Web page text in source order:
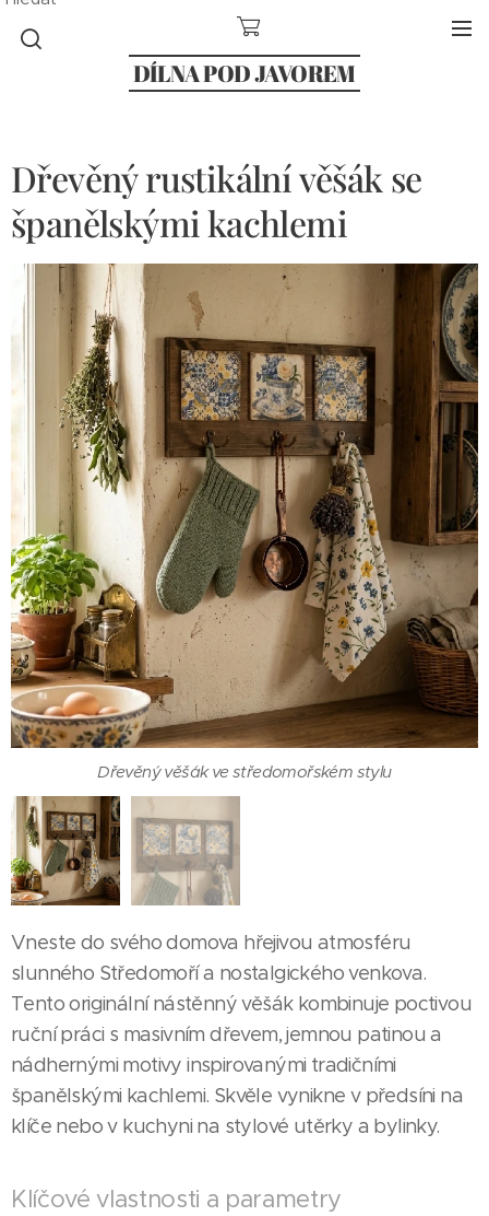
DÍLNA POD JAVOREM
Dřevěný rustikální věšák se
španělskými kachlemi
Dřevěný věšák ve středomořském stylu
Rustikální venkovský věšák
Vneste do svého domova hřejivou atmosféru
slunného Středomoří a nostalgického venkova.
Tento originální nástěnný věšák kombinuje poctivou
ruční práci s masivním dřevem, jemnou patinou a
nádhernými motivy inspirovanými tradičními
španělskými kachlemi. Skvěle vynikne v předsíni na
klíče nebo v kuchyni na stylové utěrky a bylinky.
Klíčové vlastnosti a parametry